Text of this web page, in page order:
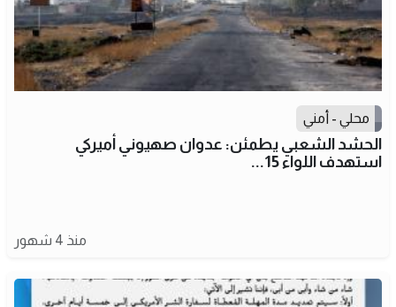
محلي - أمني
الحشد الشعبي يطمئن: عدوان صهيوني أميركي
استهدف اللواء 15...
منذ 4 شهور